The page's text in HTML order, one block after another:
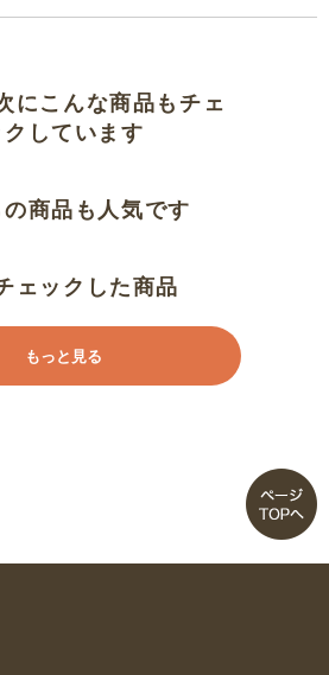
にこんな商品もチェ
クしています
の商品も人気です
ェックした商品
もっと見る